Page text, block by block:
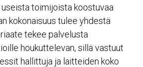
toimijoista koostuvaa
kokonaisuus tulee yhdestä
tekee palvelusta
houkuttelevan, sillä vastuut
hallittuja ja laitteiden koko